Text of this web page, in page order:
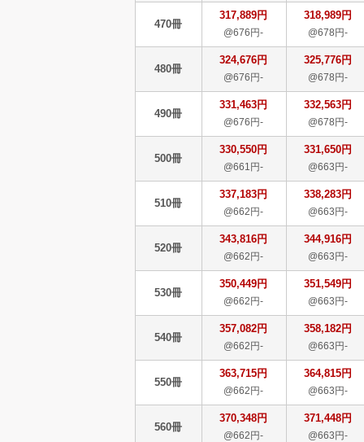
470冊
317,889円
@676円-
318,989円
@678円-
480冊
324,676円
@676円-
325,776円
@678円-
490冊
331,463円
@676円-
332,563円
@678円-
500冊
330,550円
@661円-
331,650円
@663円-
510冊
337,183円
@662円-
338,283円
@663円-
520冊
343,816円
@662円-
344,916円
@663円-
530冊
350,449円
@662円-
351,549円
@663円-
540冊
357,082円
@662円-
358,182円
@663円-
550冊
363,715円
@662円-
364,815円
@663円-
560冊
370,348円
@662円-
371,448円
@663円-